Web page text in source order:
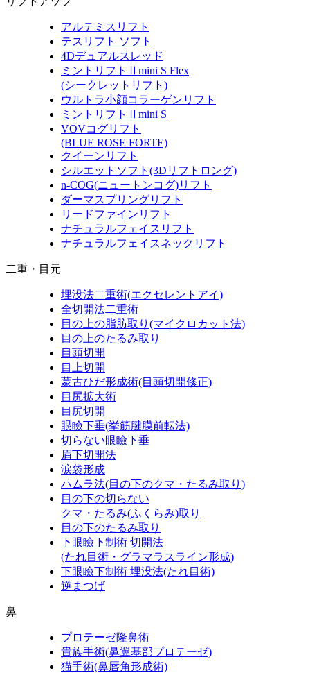
アルテミスリフト
テスリフト ソフト
4Dデュアルスレッド
ミントリフトⅡmini S Flex
(シークレットリフト)
ウルトラ小顔コラーゲンリフト
ミントリフトⅡmini S
VOVコグリフト
(BLUE ROSE FORTE)
クイーンリフト
シルエットソフト (3Dリフトロング)
n-COG(ニュートンコグ)リフト
ダーマスプリングリフト
リードファインリフト
ナチュラルフェイスリフト
ナチュラルフェイスネックリフト
二重・目元
埋没法二重術(エクセレントアイ)
全切開法二重術
目の上の脂肪取り (マイクロカット法)
目の上のたるみ取り
目頭切開
目上切開
蒙古ひだ形成術(目頭切開修正)
目尻拡大術
目尻切開
眼瞼下垂(挙筋腱膜前転法)
切らない眼瞼下垂
眉下切開法
涙袋形成
ハムラ法(目の下のクマ・たるみ取り)
目の下の切らない
クマ・たるみ(ふくらみ)取り
目の下のたるみ取り
下眼瞼下制術 切開法
(たれ目術・グラマラスライン形成)
下眼瞼下制術 埋没法(たれ目術)
逆まつげ
鼻
プロテーゼ隆鼻術
貴族手術(鼻翼基部プロテーゼ)
猫手術(鼻唇角形成術)